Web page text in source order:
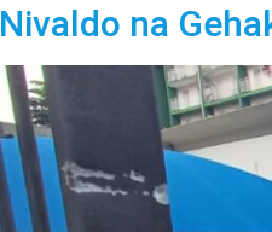
Nivaldo na